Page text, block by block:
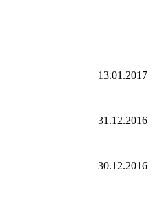
13.01.2017
31.12.2016
30.12.2016